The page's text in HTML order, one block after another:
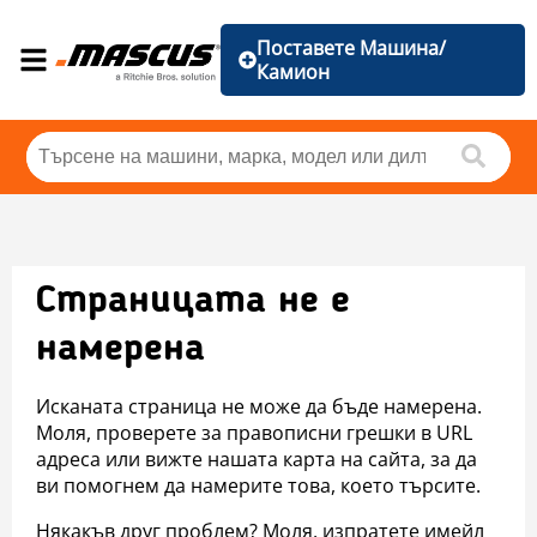
Поставете Машина/
Камион
Страницата не е
намерена
Исканата страница не може да бъде намерена.
Моля, проверете за правописни грешки в URL
адреса или вижте нашата карта на сайта, за да
ви помогнем да намерите това, което търсите.
Някакъв друг проблем? Моля, изпратете имейл